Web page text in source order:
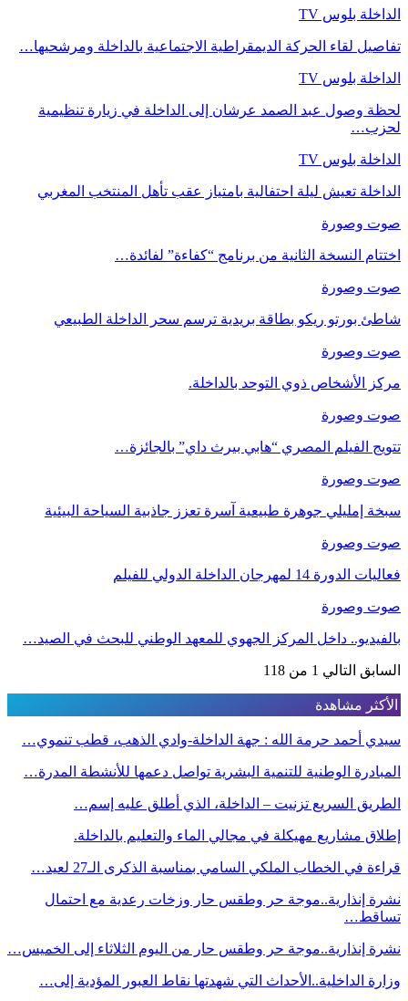
الداخلة بلوس TV
تفاصيل لقاء الحركة الديمقراطية الاجتماعية بالداخلة ومرشحيها…
الداخلة بلوس TV
لحظة وصول عبد الصمد عرشان إلى الداخلة في زيارة تنظيمية
لحزب…
الداخلة بلوس TV
الداخلة تعيش ليلة احتفالية بامتياز عقب تأهل المنتخب المغربي
صوت وصورة
اختتام النسخة الثانية من برنامج “كفاءة” لفائدة…
صوت وصورة
شاطئ بورتو ريكو بطاقة بريدية ترسم سحر الداخلة الطبيعي
صوت وصورة
مركز الأشخاص ذوي التوحد بالداخلة.
صوت وصورة
تتويج الفيلم المصري “هابي بيرث داي” بالجائزة…
صوت وصورة
سبخة إمليلي جوهرة طبيعية آسرة تعزز جاذبية السياحة البيئية
صوت وصورة
فعاليات الدورة 14 لمهرجان الداخلة الدولي للفيلم
صوت وصورة
بالفيديو.. داخل المركز الجهوي للمعهد الوطني للبحث في الصيد…
السابق التالي 1 من 118
الأكثر مشاهدة
سيدي أحمد حرمة الله : جهة الداخلة-وادي الذهب، قطب تنموي…
المبادرة الوطنية للتنمية البشرية تواصل دعمها للأنشطة المدرة…
الطريق السريع تزنيت – الداخلة، الذي أطلق عليه إسم…
إطلاق مشاريع مهيكلة في مجالي الماء والتعليم بالداخلة.
قراءة في الخطاب الملكي السامي بمناسبة الذكرى الـ27 لعيد…
نشرة إنذارية..موجة حر وطقس حار وزخات رعدية مع احتمال
تساقط…
نشرة إنذارية..موجة حر وطقس حار من اليوم الثلاثاء إلى الخميس…
وزارة الداخلية..الأحداث التي شهدتها نقاط العبور المؤدية إلى…